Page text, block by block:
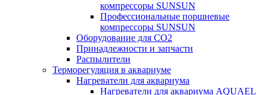
компрессоры SUNSUN
Профессиональные поршневые
компрессоры SUNSUN
Оборудование для CO2
Принадлежности и запчасти
Распылители
Терморегуляция в аквариуме
Нагреватели для аквариума
Нагреватели для аквариума AQUAEL